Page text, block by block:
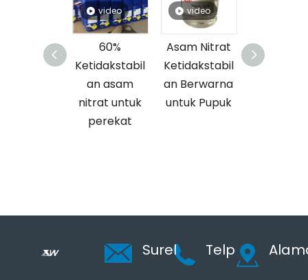
video
Ketidakstabil
an asam
nitrat untuk
perekat
video
Asam Nitrat
Ketidakstabil
an Berwarna
untuk Pupuk
60% Asam
Nitrat Cair
Memurnikan
Surel Telp